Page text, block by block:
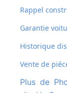
Rappel
Garantie
Historique
Vente de
Plus de Photo et Vidéo Disponibles sur notre